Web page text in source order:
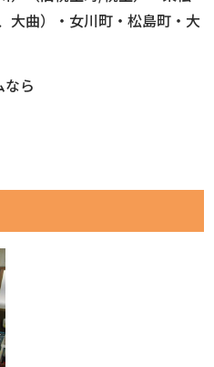
大曲）・女川町・松島町・大
ら